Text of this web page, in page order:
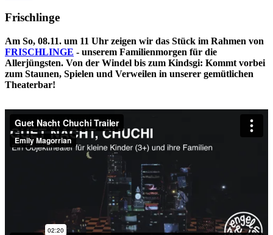
Frischlinge
Am So, 08.11. um 11 Uhr zeigen wir das Stück im Rahmen von
FRISCHLINGE - unserem Familienmorgen für die
Allerjüngsten. Von der Windel bis zum Kindsgi: Kommt vorbei
zum Staunen, Spielen und Verweilen in unserer gemütlichen
Theaterbar!